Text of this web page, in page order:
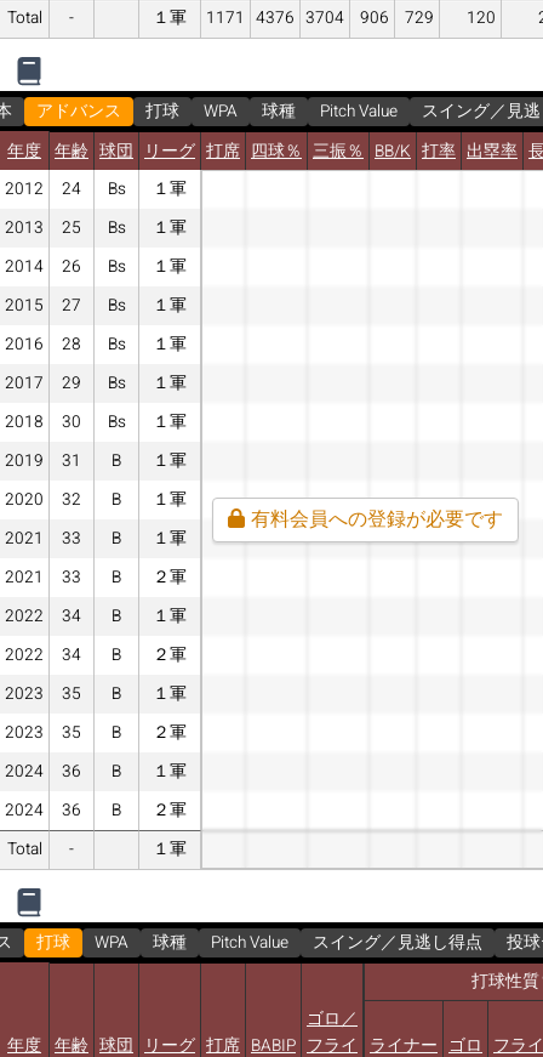
Total
- １軍 1171 4376 3704 906 729 120
アドバンス 打球 WPA 球種 Pitch Value
スイング／見
年度 年齢 球団 リーグ 打席 四球％ 三振％ BB/K 打率 出塁率
2012
24 Bs
１軍
2013
25 Bs
１軍
2014
26 Bs
１軍
2015
27 Bs
１軍
2016
28 Bs
１軍
2017
29 Bs
１軍
2018
30 Bs
１軍
2019
31 B
１軍
2020
32 B
１軍
2021
33 B
１軍
2021
33 B
２軍
2022
34 B
１軍
2022
34 B
２軍
2023
35 B
１軍
2023
35 B
２軍
2024
36 B
１軍
2024
36 B
２軍
Total
- １軍
有料会員への登録が必要です
打球 WPA 球種 Pitch Value スイング／見逃し得点
投
打球性質
年度 年齢 球団 リーグ 打席 BABIP
ゴロ／
フライ ライナー ゴロ フライ